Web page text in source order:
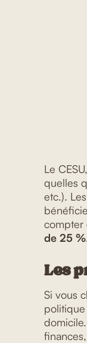
Le CESU,
quelles
etc.).
compter
de 25 %
Les
Si vous